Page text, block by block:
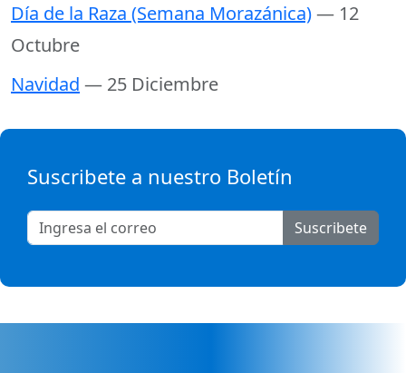
Día de la Raza (Semana Morazánica)— 12
Octubre
Navidad — 25 Diciembre
Suscribete a nuestro Boletín
Suscribete